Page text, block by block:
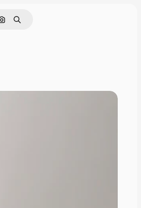
Поиск по изображению
Поиск